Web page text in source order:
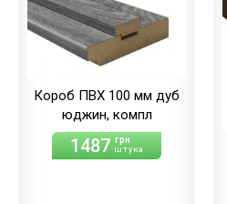
Короб ПВХ 100 мм дуб
юджин, компл
1487 грн
штука